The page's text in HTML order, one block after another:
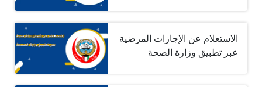
الاستعلام عن الإجازات المرضية
عبر تطبيق وزارة الصحة